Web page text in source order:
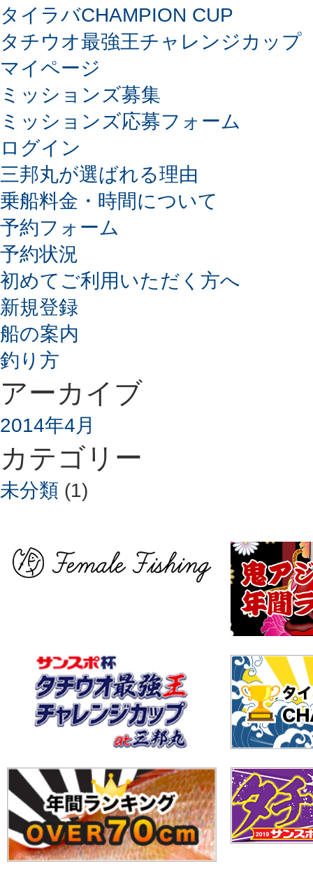
タイラバCHAMPION CUP
タチウオ最強王チャレンジカップ
マイページ
ミッションズ募集
ミッションズ応募フォーム
ログイン
三邦丸が選ばれる理由
乗船料金・時間について
予約フォーム
予約状況
初めてご利用いただく方へ
新規登録
船の案内
釣り方
アーカイブ
2014年4月
カテゴリー
未分類 (1)